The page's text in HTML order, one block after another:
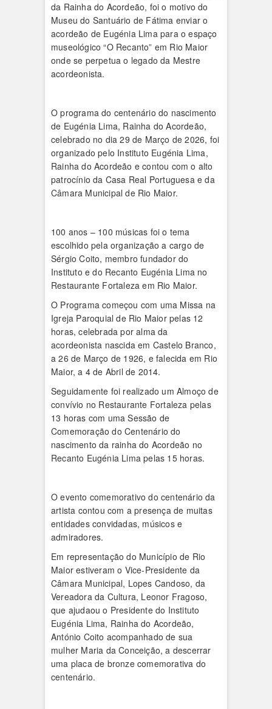
da Rainha do Acordeão, foi o motivo do
Museu do Santuário de Fátima enviar o
acordeão de Eugénia Lima para o espaço
museológico “O Recanto” em Rio Maior
onde se perpetua o legado da Mestre
acordeonista.
O programa do centenário do nascimento
de Eugénia Lima, Rainha do Acordeão,
celebrado no dia 29 de Março de 2026, foi
organizado pelo Instituto Eugénia Lima,
Rainha do Acordeão e contou com o alto
patrocínio da Casa Real Portuguesa e da
Câmara Municipal de Rio Maior.
100 anos – 100 músicas foi o tema
escolhido pela organização a cargo de
Sérgio Coito, membro fundador do
Instituto e do Recanto Eugénia Lima no
Restaurante Fortaleza em Rio Maior.
O Programa começou com uma Missa na
Igreja Paroquial de Rio Maior pelas 12
horas, celebrada por alma da
acordeonista nascida em Castelo Branco,
a 26 de Março de 1926, e falecida em Rio
Maior, a 4 de Abril de 2014.
Seguidamente foi realizado um Almoço de
convívio no Restaurante Fortaleza pelas
13 horas com uma Sessão de
Comemoração do Centenário do
nascimento da rainha do Acordeão no
Recanto Eugénia Lima pelas 15 horas.
O evento comemorativo do centenário da
artista contou com a presença de muitas
entidades convidadas, músicos e
admiradores.
Em representação do Município de Rio
Maior estiveram o Vice-Presidente da
Câmara Municipal, Lopes Candoso, da
Vereadora da Cultura, Leonor Fragoso,
que ajudaou o Presidente do Instituto
Eugénia Lima, Rainha do Acordeão,
António Coito acompanhado de sua
mulher Maria da Conceição, a descerrar
uma placa de bronze comemorativa do
centenário.